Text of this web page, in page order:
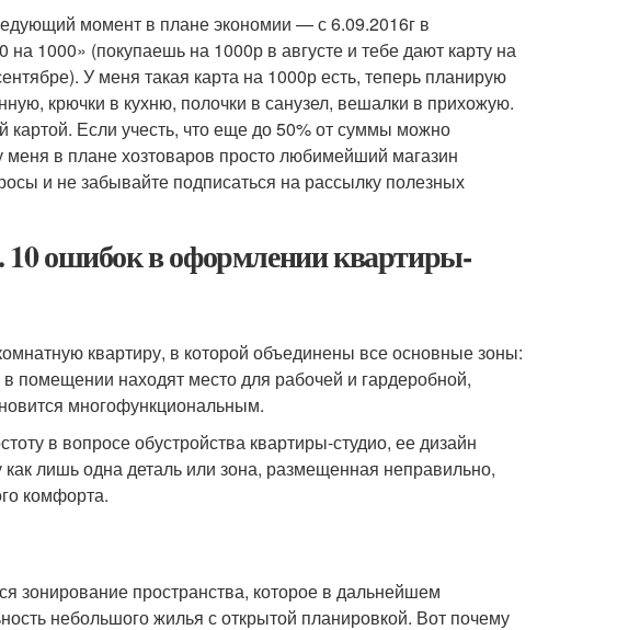
момент в плане экономии — с 6.09.2016г в
1000» (покупаешь на 1000р в августе и тебе дают карту на
У меня такая карта на 1000р есть, теперь планирую
крючки в кухню, полочки в санузел, вешалки в прихожую.
картой. Если учесть, что еще до 50% от суммы можно
в плане хозтоваров просто любимейший магазин
и не забывайте подписаться на рассылку полезных
10 ошибок в оформлении квартиры-
квартиру, в которой объединены все основные зоны:
помещении находят место для рабочей и гардеробной,
многофункциональным.
в вопросе обустройства квартиры-студио, ее дизайн
лишь одна деталь или зона, размещенная неправильно,
комфорта.
зонирование пространства, которое в дальнейшем
небольшого жилья с открытой планировкой. Вот почему